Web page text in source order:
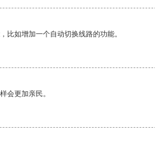
比如增加一个自动切换线路的功能。
会更加亲民。